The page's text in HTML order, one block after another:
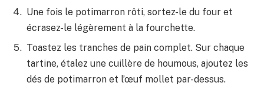
Une fois le potimarron rôti, sortez-le du four et
écrasez-le légèrement à la fourchette.
Toastez les tranches de pain complet. Sur chaque
tartine, étalez une cuillère de houmous, ajoutez les
dés de potimarron et l’œuf mollet par-dessus.